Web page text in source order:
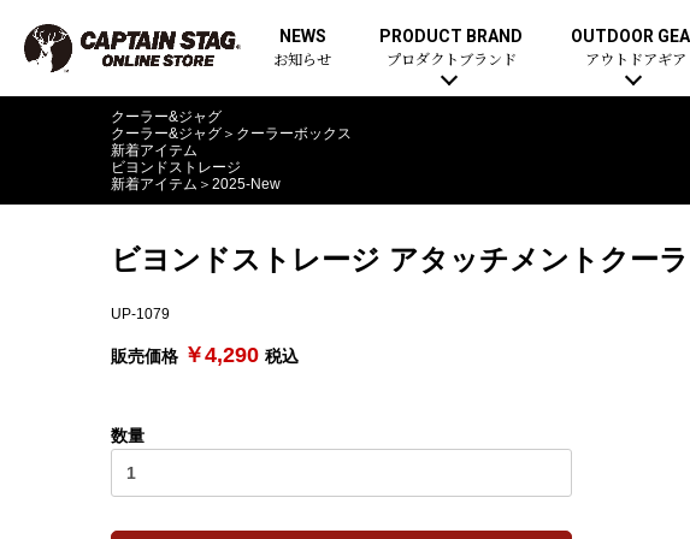
NEWS
お知らせ
PRODUCT BRAND
プロダクトブランド
OUTDOOR
アウトドアギア
クーラー&ジャグ
クーラー&ジャグ ＞ クーラーボックス
新着アイテム
ビヨンドストレージ
新着アイテム ＞ 2025-New
ビヨンドストレージ アタッチメントクー
UP-1079
販売価格 ￥4,290 税込
数量